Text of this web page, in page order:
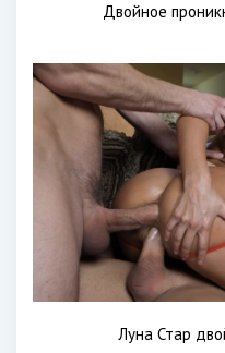
Двойное
Луна Стар